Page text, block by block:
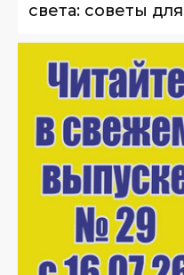
света: советы